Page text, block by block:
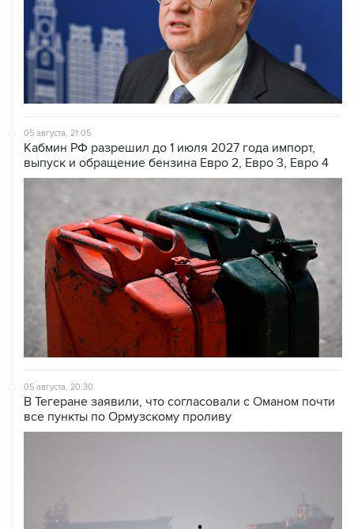
05 августа, 21:05
Кабмин РФ разрешил до 1 июля 2027 года импорт,
выпуск и обращение бензина Евро 2, Евро 3, Евро 4
05 августа, 20:30
В Тегеране заявили, что согласовали с Оманом почти
все пункты по Ормузскому проливу